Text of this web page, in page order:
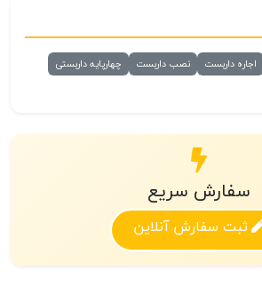
اجاره داربست نصب داربست
چهارپایه داربستی
سفارش سریع
ثبت سفارش آنلاین